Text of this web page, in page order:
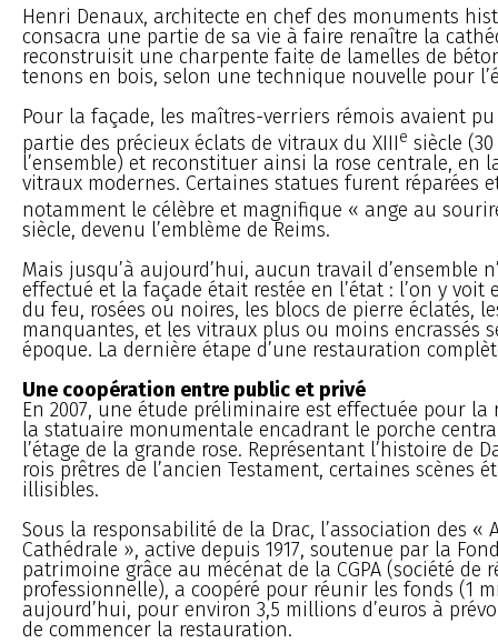
Henri Denaux, architecte en chef des monuments
consacra une partie de sa vie à faire renaître la
reconstruisit une charpente faite de lamelles de
tenons en bois, selon une technique nouvelle pour
Pour la façade, les maîtres-verriers rémois avaient
partie des précieux éclats de vitraux du XIIIe siècle
l’ensemble) et reconstituer ainsi la rose centrale, en
vitraux modernes. Certaines statues furent réparées
notamment le célèbre et magnifique « ange au
siècle, devenu l’emblème de Reims.
Mais jusqu’à aujourd’hui, aucun travail d’ensemble
effectué et la façade était restée en l’état : l’on y voit
du feu, rosées ou noires, les blocs de pierre éclatés,
manquantes, et les vitraux plus ou moins encrassés
époque. La dernière étape d’une restauration
Une coopération entre public et privé
En 2007, une étude préliminaire est effectuée pour
la statuaire monumentale encadrant le porche
l’étage de la grande rose. Représentant l’histoire de
rois prêtres de l’ancien Testament, certaines scènes
illisibles.
Sous la responsabilité de la Drac, l’association des «
Cathédrale », active depuis 1917, soutenue par la
patrimoine grâce au mécénat de la CGPA (société de
professionnelle), a coopéré pour réunir les fonds (1
aujourd’hui, pour environ 3,5 millions d’euros à
de commencer la restauration.